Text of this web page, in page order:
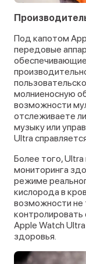
Под капотом
передовые
молниеносную
возможности
отслеживаете
музыку или
Ultra
Более того,
мониторинга
режиме
кислорода в
возможности не
контролировать
Apple Watch
здоровья.